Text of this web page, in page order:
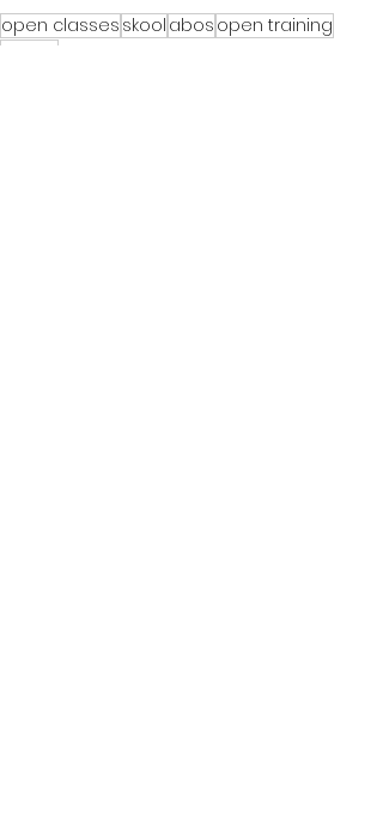
open classes skool abos open training